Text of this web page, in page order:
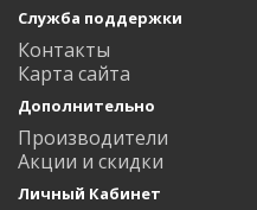
Служба поддержки
Контакты
Карта сайта
Дополнительно
Производители
Акции и скидки
Личный Кабинет